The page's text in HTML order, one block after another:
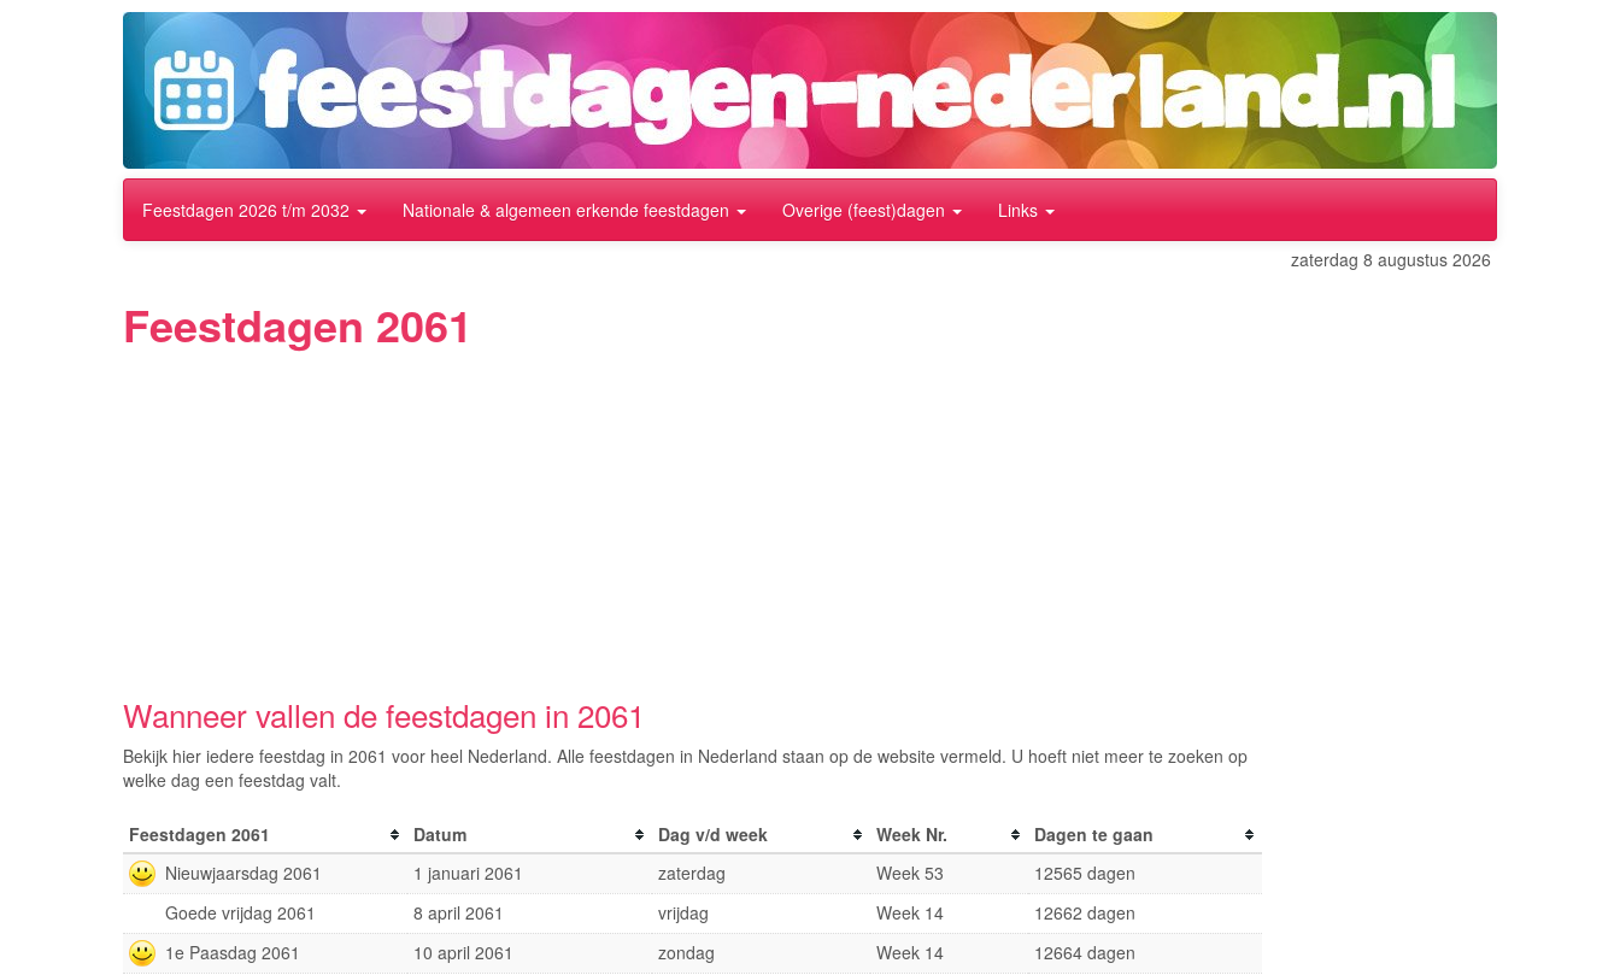
Feestdagen 2026 t/m 2032 Nationale & algemeen erkende feestdagen Overige (feest)dagen Links
zaterdag 8 augustus 2026
Feestdagen 2061
Wanneer vallen de feestdagen in 2061
Bekijk hier iedere feestdag in 2061 voor heel Nederland. Alle feestdagen in Nederland staan op de website vermeld. U hoeft niet meer te zoeken op
welke dag een feestdag valt.
Feestdagen 2061 Datum Dag v/d week Week Nr.
Dagen te gaan
Nieuwjaarsdag 2061
1 januari 2061 zaterdag Week 53
12565 dagen
Goede vrijdag 2061
8 april 2061 vrijdag Week 14
12662 dagen
1e Paasdag 2061
10 april 2061 zondag Week 14
12664 dagen